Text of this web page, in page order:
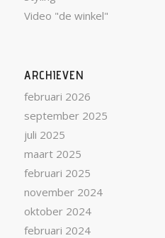
Video "de winkel"
ARCHIEVEN
februari 2026
september 2025
juli 2025
maart 2025
februari 2025
november 2024
oktober 2024
februari 2024